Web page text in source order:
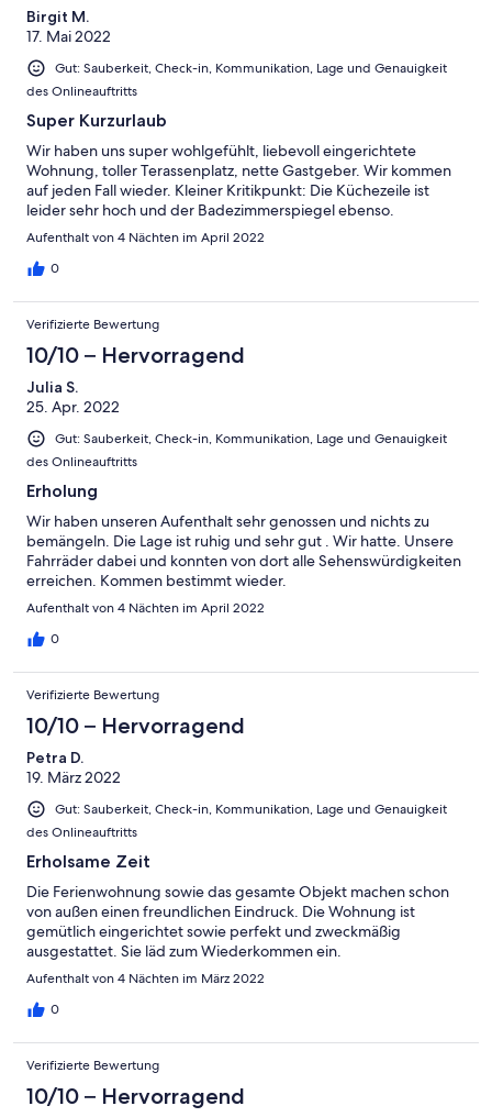
Birgit M.
17. Mai 2022
Gut: Sauberkeit, Check-in, Kommunikation, Lage und Genauigkeit
des Onlineauftritts
Super Kurzurlaub
Wir haben uns super wohlgefühlt, liebevoll eingerichtete
Wohnung, toller Terassenplatz, nette Gastgeber. Wir kommen
auf jeden Fall wieder. Kleiner Kritikpunkt: Die Küchezeile ist
leider sehr hoch und der Badezimmerspiegel ebenso.
Aufenthalt von 4 Nächten im April 2022
0
Verifizierte Bewertung
10/10 – Hervorragend
Julia S.
25. Apr. 2022
Gut: Sauberkeit, Check-in, Kommunikation, Lage und Genauigkeit
des Onlineauftritts
Erholung
Wir haben unseren Aufenthalt sehr genossen und nichts zu
bemängeln. Die Lage ist ruhig und sehr gut . Wir hatte. Unsere
Fahrräder dabei und konnten von dort alle Sehenswürdigkeiten
erreichen. Kommen bestimmt wieder.
Aufenthalt von 4 Nächten im April 2022
0
Verifizierte Bewertung
10/10 – Hervorragend
Petra D.
19. März 2022
Gut: Sauberkeit, Check-in, Kommunikation, Lage und Genauigkeit
des Onlineauftritts
Erholsame Zeit
Die Ferienwohnung sowie das gesamte Objekt machen schon
von außen einen freundlichen Eindruck. Die Wohnung ist
gemütlich eingerichtet sowie perfekt und zweckmäßig
ausgestattet. Sie läd zum Wiederkommen ein.
Aufenthalt von 4 Nächten im März 2022
0
Verifizierte Bewertung
10/10 – Hervorragend